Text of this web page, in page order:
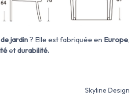
jardin? Elle est fabriquée en Europe,
etdurabilité.
Skyline Design